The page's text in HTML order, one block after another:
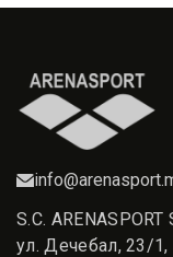
S.C.
ул. Дечебал, 23/1,